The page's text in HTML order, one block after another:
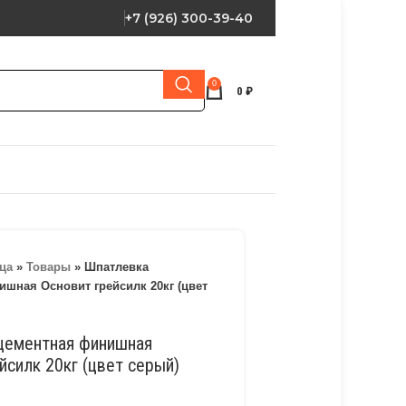
+7 (926) 300-39-40
0
0 ₽
» Товары » Шпатлевка
Основит грейсилк 20кг (цвет
финишная
20кг (цвет серый)